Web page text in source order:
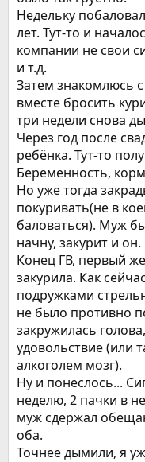
Недельку
лет. Тут-то и
компании не свои
и т.д.
Затем знакомлюсь
вместе бросить
три недели снова
Через год после
ребёнка. Тут-то
Беременность,
Но уже тогда
покуривать(не в
баловаться). Муж
начну, закурит и он.
Конец ГВ, первый
закурила. Как
подружками
не было противно
закружилась
удовольствие (или
алкоголем мозг).
Ну и понеслось...
неделю, 2 пачки в
муж сдержал
оба.
Точнее дымили, я